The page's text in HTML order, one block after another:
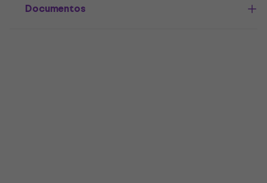
Documentos